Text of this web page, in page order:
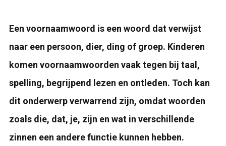
Een voornaamwoord is een woord dat verwijst
naar een persoon, dier, ding of groep. Kinderen
komen voornaamwoorden vaak tegen bij taal,
spelling, begrijpend lezen en ontleden. Toch kan
dit onderwerp verwarrend zijn, omdat woorden
zoals die, dat, je, zijn en wat in verschillende
zinnen een andere functie kunnen hebben.